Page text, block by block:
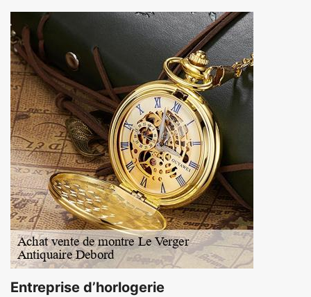
Entreprise d’horlogerie